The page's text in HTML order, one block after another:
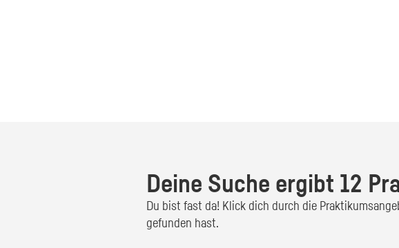
Deine Suche ergibt 12
Du bist fast da! Klick dich durch die
gefunden hast.